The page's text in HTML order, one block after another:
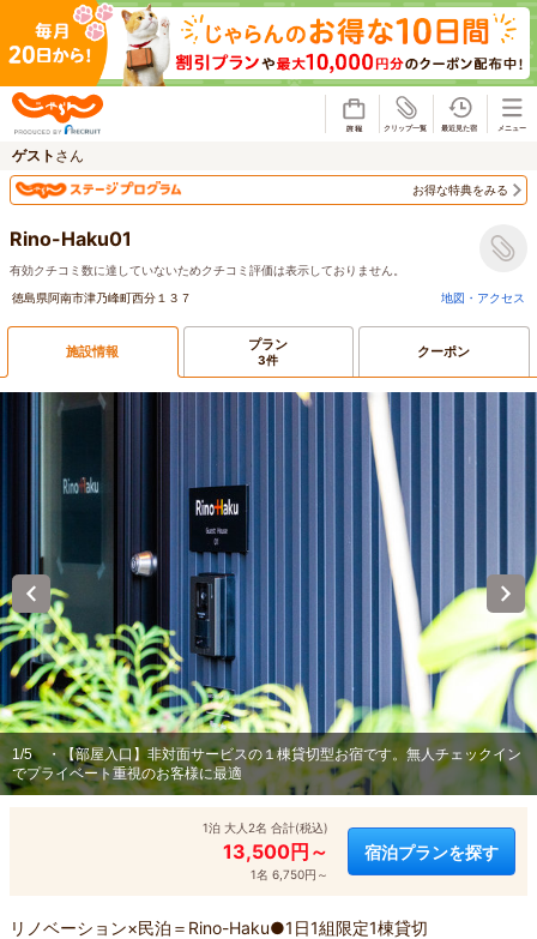
ゲスト さん
お得な特典をみる
Rino-Haku01
有効クチコミ数に達していないためクチコミ評価は表示しておりません。
徳島県阿南市津乃峰町西分１３７
地図・アクセス
施設情報 プラン
3件 クーポン
1/5
・【部屋入口】非対面サービスの１棟貸切型お宿です。無人チェックイン
でプライベート重視のお客様に最適
1泊 大人2名 合計(税込)
13,500円～
1名 6,750円～
宿泊プランを探す
リノベーション×民泊＝Rino-Haku●1日1組限定1棟貸切